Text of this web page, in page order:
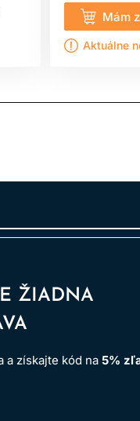
Mám
Aktuálne
ŽIADNA
a získajte kód na 5%